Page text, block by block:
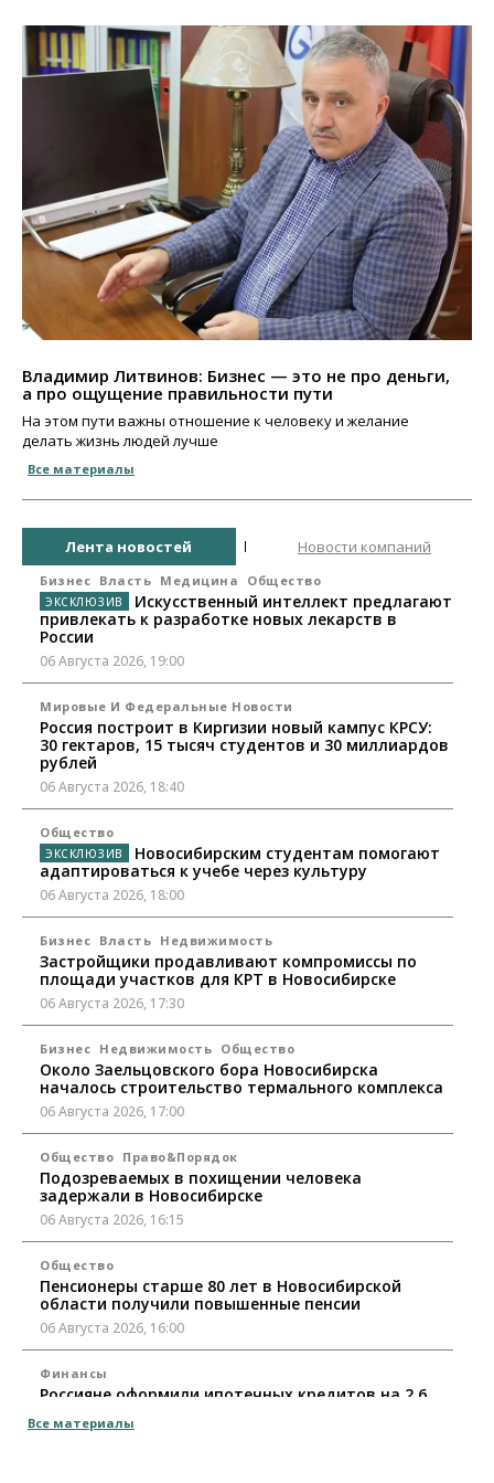
Владимир Литвинов: Бизнес — это не про деньги,
а про ощущение правильности пути
На этом пути важны отношение к человеку и желание
делать жизнь людей лучше
Все материалы
Лента новостей Новости компаний
Бизнес Власть Медицина Общество
Искусственный интеллект предлагают
привлекать к разработке новых лекарств в
России
06 Августа 2026, 19:00
Мировые И Федеральные Новости
Россия построит в Киргизии новый кампус КРСУ:
30 гектаров, 15 тысяч студентов и 30 миллиардов
рублей
06 Августа 2026, 18:40
Общество
Новосибирским студентам помогают
адаптироваться к учебе через культуру
06 Августа 2026, 18:00
Бизнес Власть Недвижимость
Застройщики продавливают компромиссы по
площади участков для КРТ в Новосибирске
06 Августа 2026, 17:30
Бизнес Недвижимость Общество
Около Заельцовского бора Новосибирска
началось строительство термального комплекса
06 Августа 2026, 17:00
Общество Право&Порядок
Подозреваемых в похищении человека
задержали в Новосибирске
06 Августа 2026, 16:15
Общество
Пенсионеры старше 80 лет в Новосибирской
области получили повышенные пенсии
06 Августа 2026, 16:00
Финансы
Россияне оформили ипотечных кредитов на 2,6
06 Августа 2026, 15:53
Все материалы